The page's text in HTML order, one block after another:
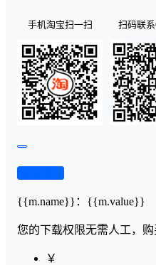
手机淘宝扫一扫 扫码联
{{m.name}} ： {{m.value}}
您的下载权限无需人工，
￥